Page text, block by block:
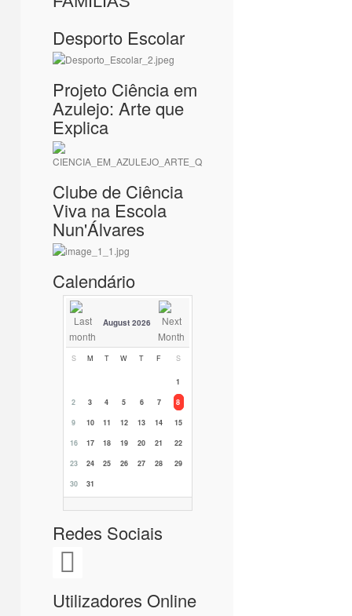
Desporto Escolar
Projeto Ciência em
Azulejo: Arte que
Explica
Clube de Ciência
Viva na Escola
Nun'Álvares
Calendário
August 2026
S M T W T F S
1
2
3 4 5 6 7
8
9
10 11 12 13 14
15
16
17 18 19 20 21
22
23
24 25 26 27 28
29
30
31
Redes Sociais
Utilizadores Online